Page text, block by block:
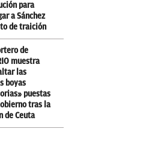
para
a Sánchez
de traición
de
muestra
las
boyas
puestas
tras la
de Ceuta